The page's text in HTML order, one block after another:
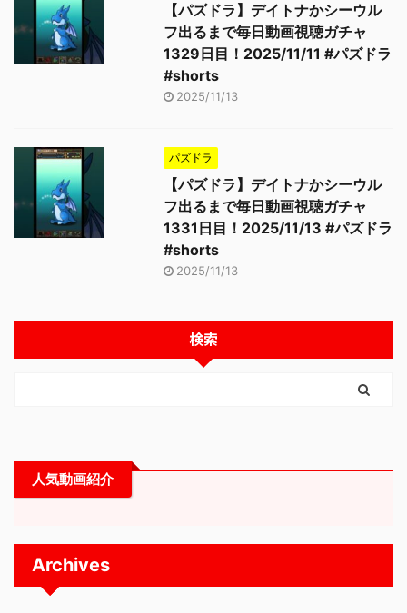
【パズドラ】デイトナかシーウル
フ出るまで毎日動画視聴ガチャ
1329日目！2025/11/11 #パズドラ
#shorts
2025/11/13
パズドラ
【パズドラ】デイトナかシーウル
フ出るまで毎日動画視聴ガチャ
1331日目！2025/11/13 #パズドラ
#shorts
2025/11/13
検索
人気動画紹介
Archives